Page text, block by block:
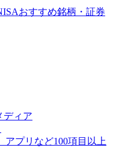
おすすめ銘柄・証券
ディア
アプリなど100項目以上